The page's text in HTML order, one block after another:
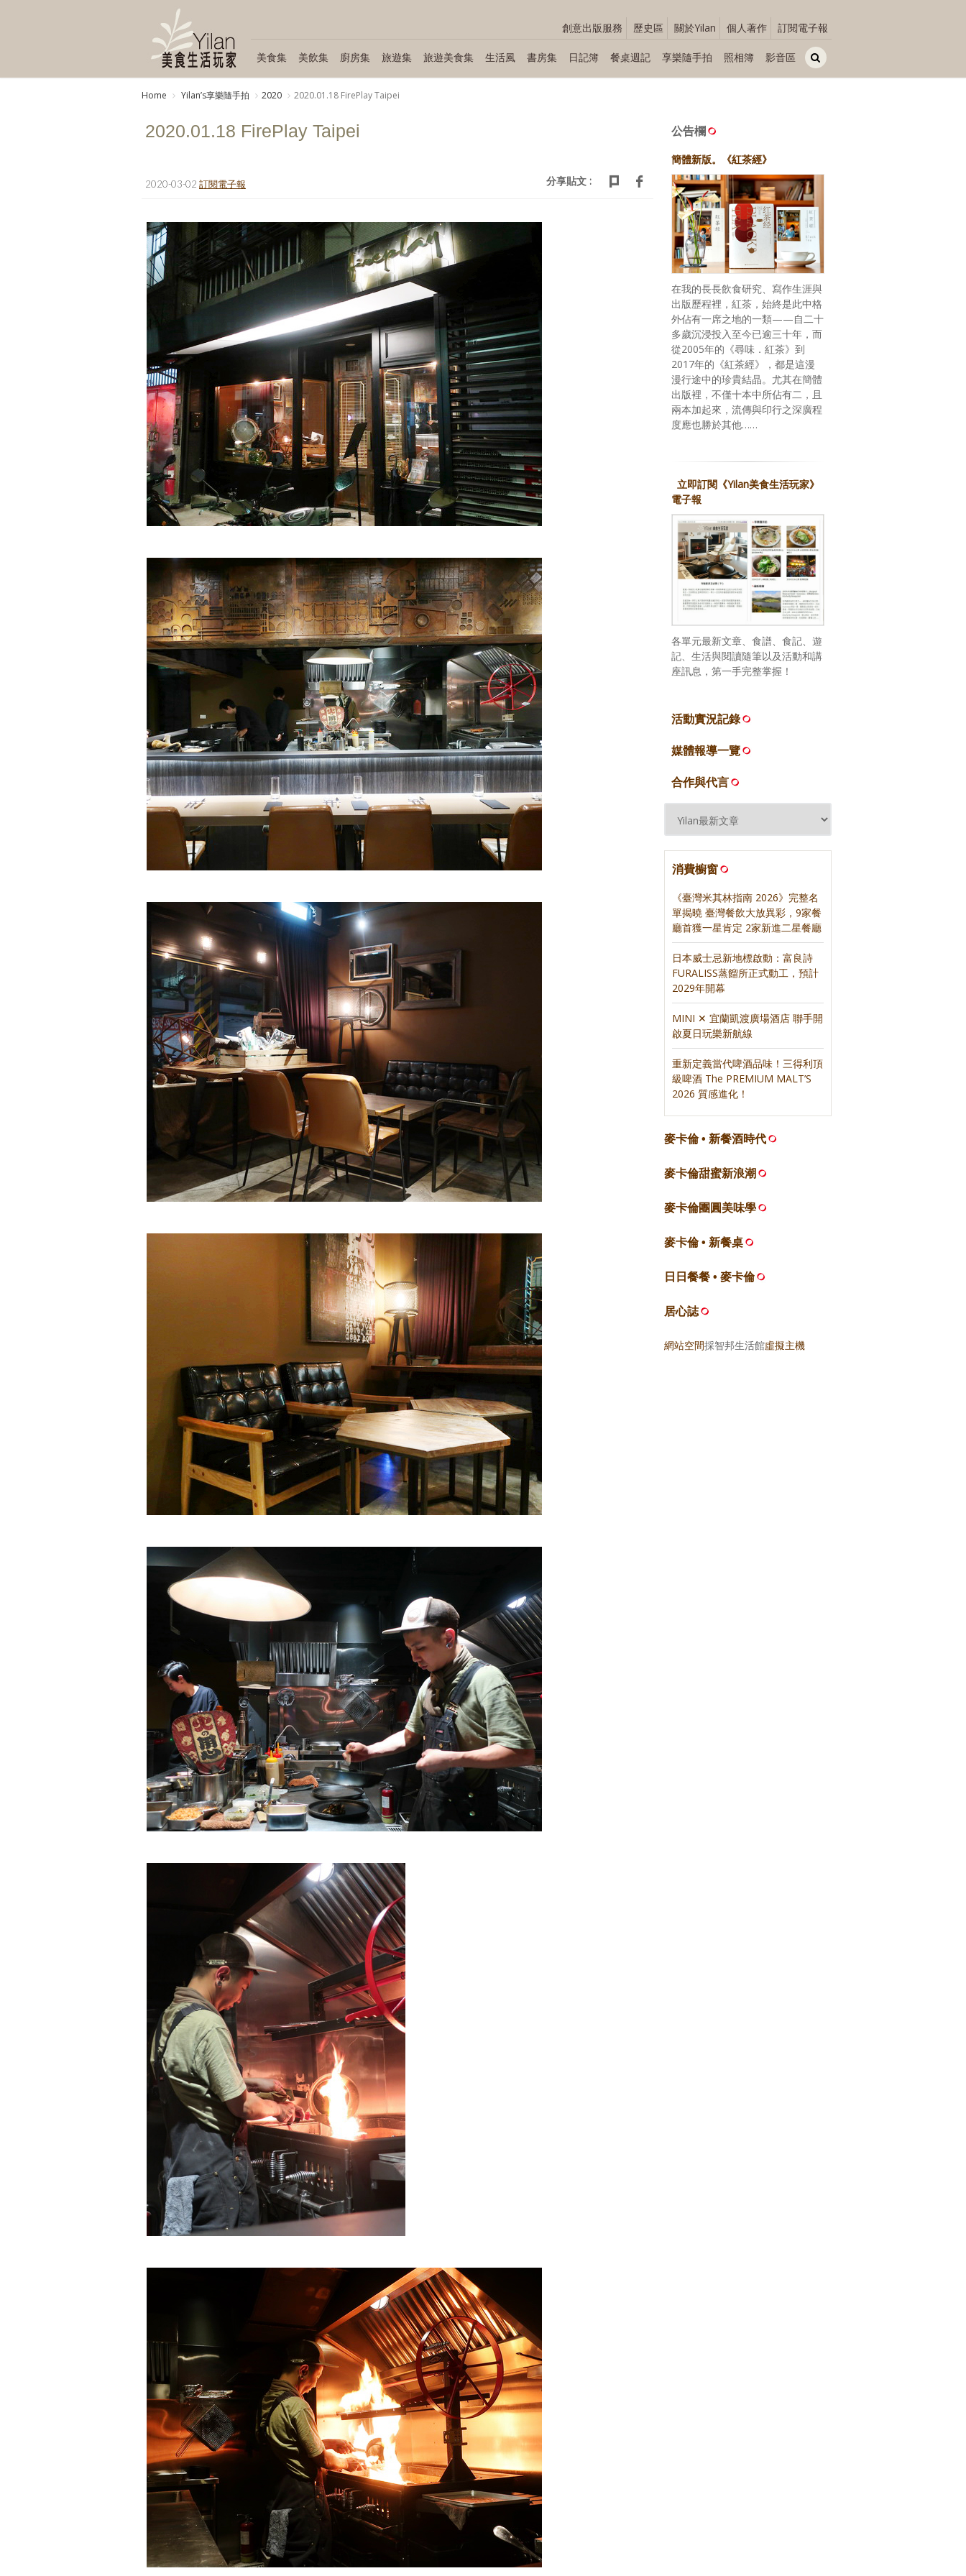
創意出版服務 歷史區 關於Yilan 個人著作 訂閱電子報
美食集 美飲集 廚房集 旅遊集 旅遊美食集 生活風 書房集 日記簿 餐桌週記 享樂隨手拍 照相簿 影音區
Home Yilanʼs享樂隨手拍 2020 2020.01.18 FirePlay Taipei
2020.01.18 FirePlay Taipei
2020-03-02 訂閱電子報 分享貼文 :
公告欄
簡體新版。《紅茶經》
在我的長長飲食研究、寫作生涯與
出版歷程裡，紅茶，始終是此中格
外佔有一席之地的一類——自二十
多歲沉浸投入至今已逾三十年，而
從2005年的《尋味．紅茶》到
2017年的《紅茶經》，都是這漫
漫行途中的珍貴結晶。尤其在簡體
出版裡，不僅十本中所佔有二，且
兩本加起來，流傳與印行之深廣程
度應也勝於其他……
立即訂閱《Yilan美食生活玩家》
電子報
各單元最新文章、食譜、食記、遊
記、生活與閱讀隨筆以及活動和講
座訊息，第一手完整掌握！
活動實況記錄
媒體報導一覽
合作與代言
消費櫥窗
《臺灣米其林指南 2026》完整名
單揭曉 臺灣餐飲大放異彩，9家餐
廳首獲一星肯定 2家新進二星餐廳
日本威士忌新地標啟動：富良詩
FURALISS蒸餾所正式動工，預計
2029年開幕
MINI ✕ 宜蘭凱渡廣場酒店 聯手開
啟夏日玩樂新航線
重新定義當代啤酒品味！三得利頂
級啤酒 The PREMIUM MALT’S
2026 質感進化！
麥卡倫 • 新餐酒時代
麥卡倫甜蜜新浪潮
麥卡倫團圓美味學
麥卡倫 • 新餐桌
日日餐餐 • 麥卡倫
居心誌
網站空間採智邦生活館虛擬主機